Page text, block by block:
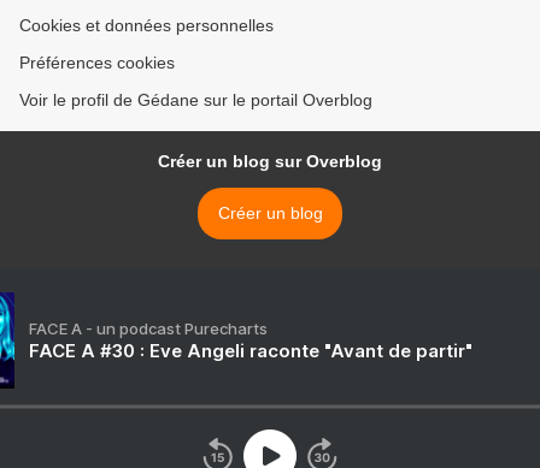
Cookies et données personnelles
Préférences cookies
Voir le profil de Gédane sur le portail Overblog
Créer un blog sur Overblog
Créer un blog
FACE A - un podcast Purecharts
FACE A #30 : Eve Angeli raconte "Avant de partir"